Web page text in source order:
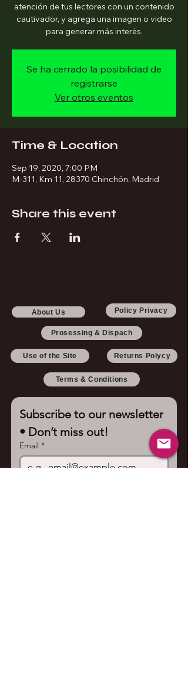
atención de tus lectores con un contenido
cautivador, y agrega una imagen o video
para generar más interés.
Se ha cerrado la posibilidad de
registrarse
Ver otros eventos
Time & Location
Sep 19, 2020, 7:00 PM
M-311, Km 11, 28370 Chinchón, Madrid
Share this event
About Us Policy Privacy
Prosessing & Dispach
Use of the Site Returns Polycy
Terms & Conditions
Subscribe to our newsletter
• Don’t miss out!
Email *